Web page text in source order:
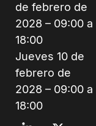
de febrero de
2028 – 09:00 a
18:00
Jueves 10 de
febrero de
2028 – 09:00 a
18:00